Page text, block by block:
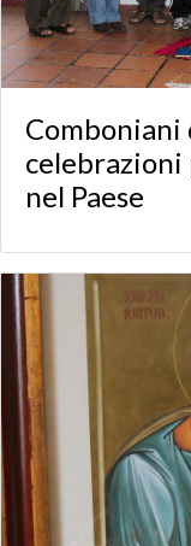
Comboniani
celebrazioni
nel Paese